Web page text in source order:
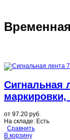
Временная
Сигнальная
маркировки,
от 97.20 руб.
На складе: Есть
Сравнить
В корзину